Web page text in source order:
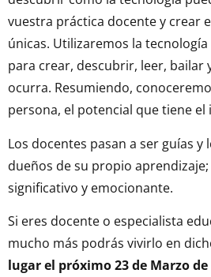
vuestra práctica docente y crear
únicas. Utilizaremos la
para crear, descubrir, leer, bailar
ocurra. Resumiendo,
persona, el potencial que tiene el
Los docentes pasan a ser guías
dueños de su propio
significativo y emocionante.
Si eres docente o especialista
mucho más podrás vivirlo en
lugar el próximo 23 de Marzo de